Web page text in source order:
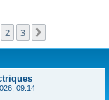
c
2 3
09:14